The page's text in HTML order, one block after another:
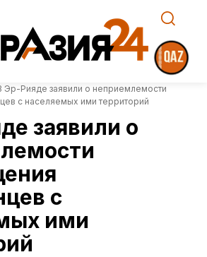
Эр-Рияде заявили о неприемлемости
с населяемых ими территорий
заявили о
с
ими